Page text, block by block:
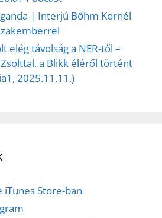
| Interjú Bőhm Kornél
elég távolság a NER-től –
a Blikk éléről történt
2025.11.11.)
iTunes Store-ban